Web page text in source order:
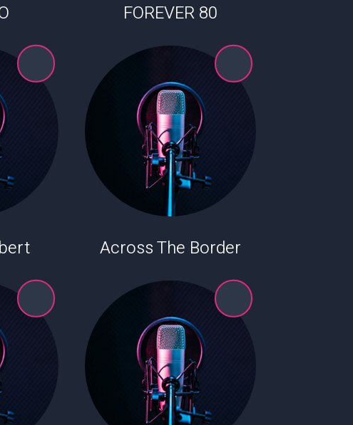
80 FOREVER
Across The Border